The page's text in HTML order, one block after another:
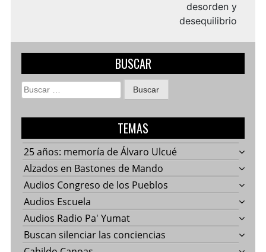
desorden y
desequilibrio
BUSCAR
Buscar:
TEMAS
25 años: memoría de Álvaro Ulcué
Alzados en Bastones de Mando
Audios Congreso de los Pueblos
Audios Escuela
Audios Radio Pa' Yumat
Buscan silenciar las conciencias